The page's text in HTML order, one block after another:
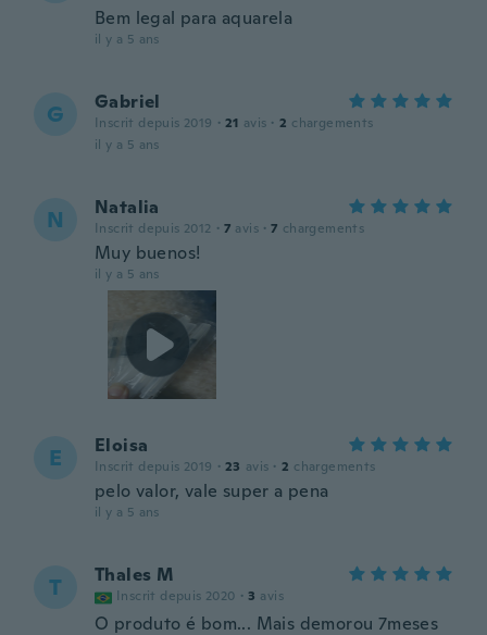
Bem legal para aquarela
il y a 5 ans
G Gabriel
Inscrit depuis 2019 · 21 avis · 2 chargements
il y a 5 ans
N Natalia
Inscrit depuis 2012 · 7 avis · 7 chargements
Muy buenos!
il y a 5 ans
E Eloisa
Inscrit depuis 2019 · 23 avis · 2 chargements
pelo valor, vale super a pena
il y a 5 ans
T Thales M
Inscrit depuis 2020 · 3 avis
O produto é bom... Mais demorou 7meses